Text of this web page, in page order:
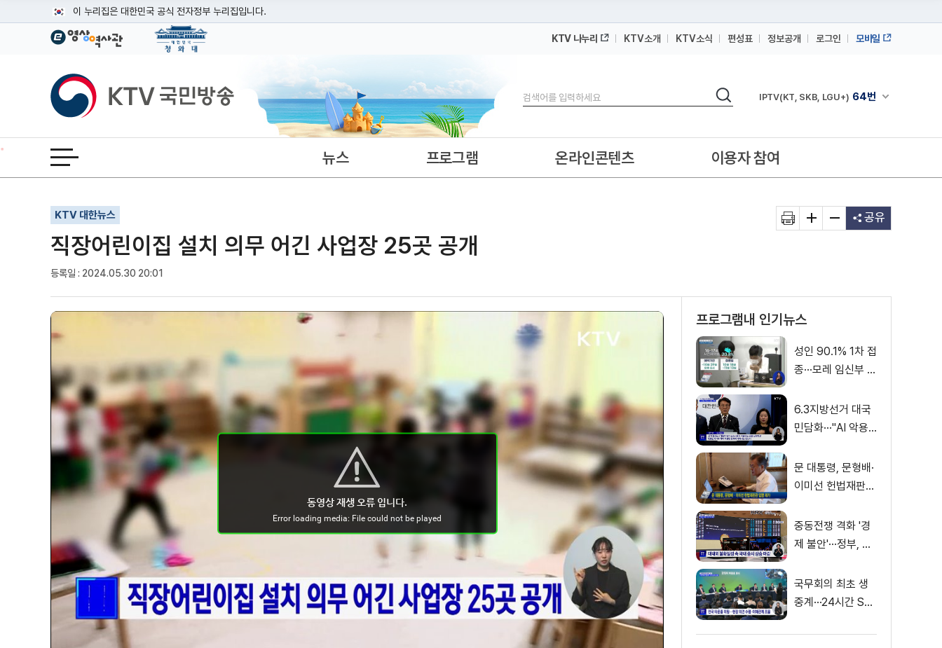
이 누리집은 대한민국 공식 전자정부 누리집입니다.
공식 누리집 주소 확인하기
이밖에 or.kr 또는 .kr등 다른 도메인 주소를 사용하고 있다면 아래 URL에서 도메인 주소를 확인해 보세요
운영중인 공식 누리집보기
KTV 나누리 KTV소개 KTV소식 편성표 정보공개 로그인 모바일
KTV국민방송
검색
검색 채널안내 펼쳐
IPTV(KT, SKB, LGU+) 64번
IPTV(KT, SKB, LGU+)
전체메뉴 열기 뉴스 프로그램 온라인콘텐츠 이용자 참여
KTV 대한뉴스
직장어린이집 설치 의무 어긴 사업장 25곳 공개
등록일 : 2024.05.30 20:01
기사인쇄
글자확대
글자축소 공유
프로그램내 인기뉴스
성인 90.1% 1차 접
종···모레 임신부 사
6.3지방선거 대국
민담화···"AI 악용
문 대통령, 문형배·
이미선 헌법재판관
중동전쟁 격화 '경
제 불안'···정부, 금
소화
국무회의 최초 생
중계···24시간 SN